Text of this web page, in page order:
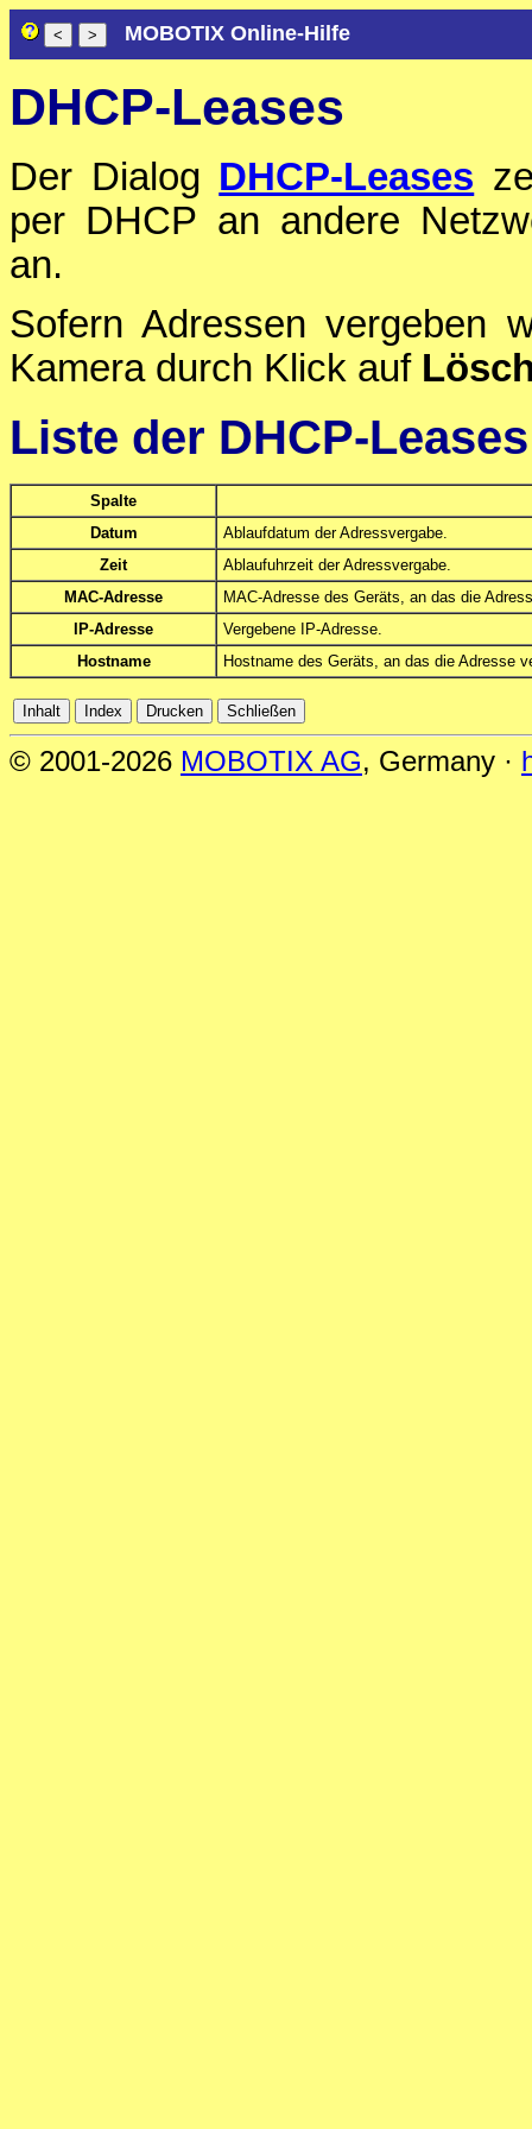
MOBOTIX Online-Hilfe
DHCP-Leases
Der Dialog DHCP-Leases
per DHCP an andere
an.
Sofern Adressen vergeben
Kamera durch Klick auf
Liste der DHCP-Leases
Spalte
Datum
Ablaufdatum der Adressvergabe.
Zeit
Ablaufuhrzeit der Adressvergabe.
MAC-Adresse
MAC-Adresse des Geräts, an das die
IP-Adresse
Vergebene IP-Adresse.
Hostname
Hostname des Geräts, an das die Adresse
© 2001-2026 MOBOTIX AG, Germany ·